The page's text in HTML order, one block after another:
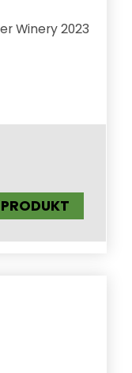
Winery 2023